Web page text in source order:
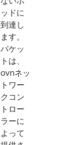
ッドに
到達し
ます。
パケッ
トは、
ovnネッ
トワー
クコン
トロー
ラーに
よって